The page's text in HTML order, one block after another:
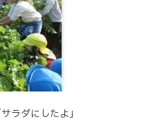
ラダにしたよ」